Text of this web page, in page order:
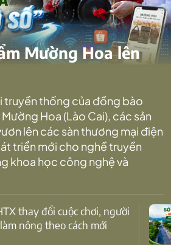
Mường Hoa lên
truyền thống của đồng bào
Hoa (Lào Cai), các sản
lên các sàn thương mại điện
triển mới cho nghề truyền
khoa học công nghệ và
nông theo cách mới